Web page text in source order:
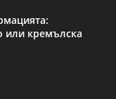
или кремълска